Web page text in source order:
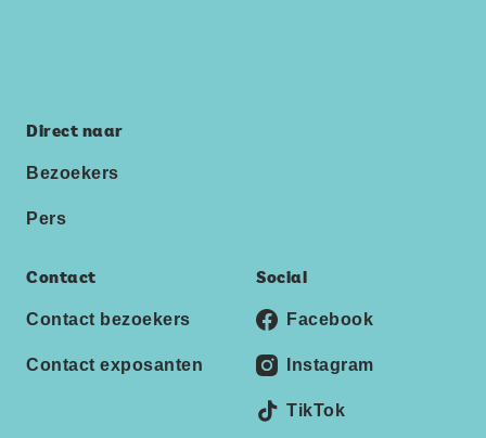
Direct naar
Bezoekers
Pers
Contact
Contact bezoekers
Contact exposanten
Social
Facebook
Instagram
TikTok